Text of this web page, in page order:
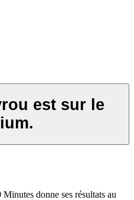
est sur le
donne ses résultats au